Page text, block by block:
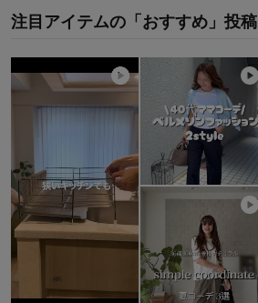
注目アイテムの「おすすめ」投稿